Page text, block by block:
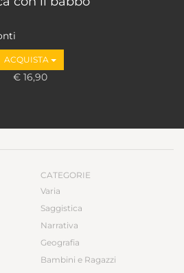
ACQUISTA
€ 16,90
CATEGORIE
Varia
Saggistica
Narrativa
Geografia
Bambini e Ragazzi